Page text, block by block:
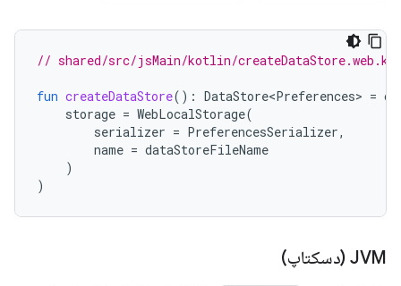
// shared/src/jsMain/kotlin/createDataStore.web.kt
fun createDataStore(): DataStore<Preferences> =
storage = WebLocalStorage(
serializer = PreferencesSerializer,
name = dataStoreFileName
)
)
JVM (دسکتاپ)